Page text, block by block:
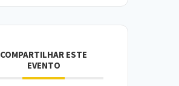
COMPARTILHAR ESTE
EVENTO